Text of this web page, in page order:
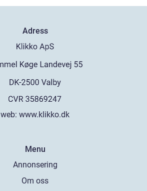
Adress
web: www.klikko.dk
Menu
Annonsering
Om oss